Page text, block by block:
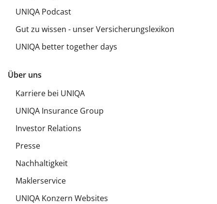
UNIQA Podcast
Gut zu wissen - unser Versicherungslexikon
UNIQA better together days
Über uns
Karriere bei UNIQA
UNIQA Insurance Group
Investor Relations
Presse
Nachhaltigkeit
Maklerservice
UNIQA Konzern Websites